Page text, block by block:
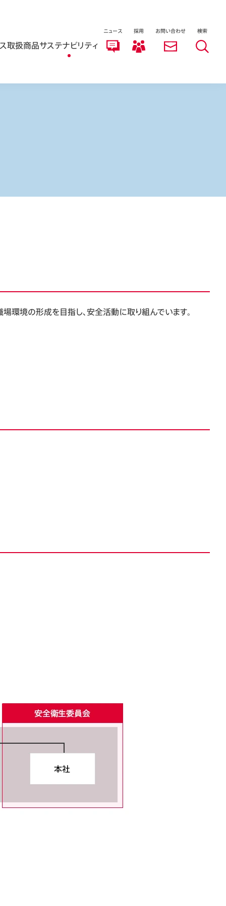
取扱商品サステナビリティ
ニュース 採用 お問い合わせ 検索
環境の形成を目指し、安全活動に取り組んでいます。